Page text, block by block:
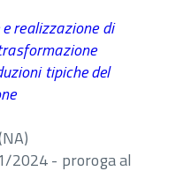
realizzazione di
tipiche del
- proroga al